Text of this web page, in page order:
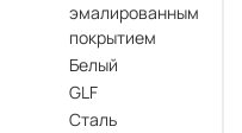
эмалированным
покрытием
Белый
GLF
Сталь